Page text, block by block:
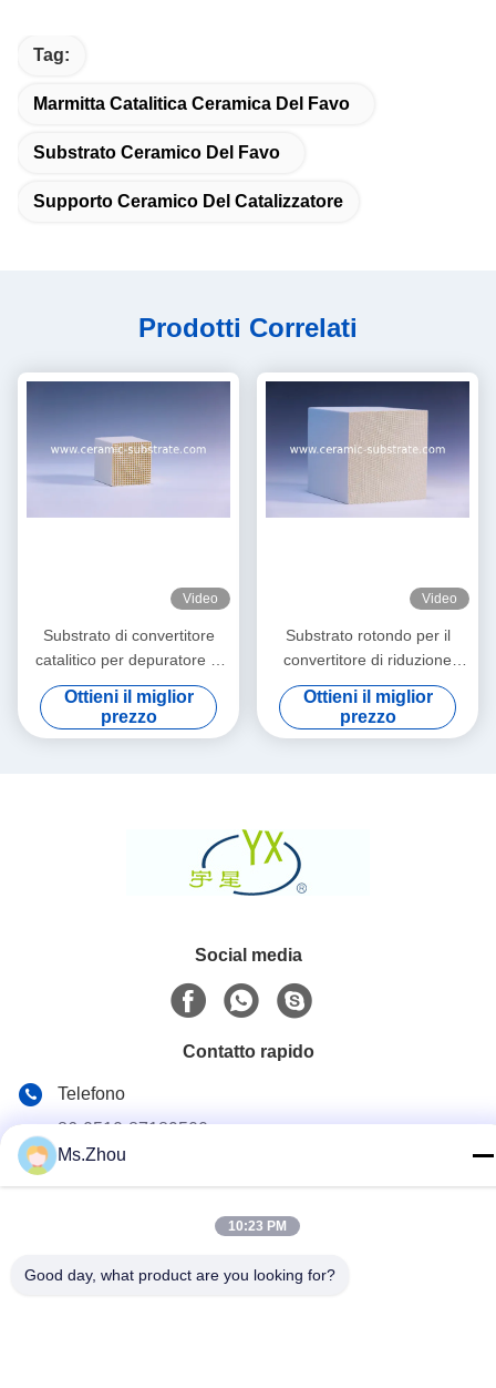
Tag:
Marmitta Catalitica Ceramica Del Favo
Substrato Ceramico Del Favo
Supporto Ceramico Del Catalizzatore
Prodotti Correlati
Video
Substrato di convertitore
catalitico per depuratore di
gas di scarico
Ottieni il miglior
prezzo
Video
Substrato rotondo per il
convertitore di riduzione
catalitica selettiva
Ottieni il miglior
prezzo
Social media
Contatto rapido
Telefono
86-0510-87189500
Città di Dingshu, città di Yixing, provincia di Jiangsu
Ms.Zhou
10:23 PM
Good day, what product are you looking for?